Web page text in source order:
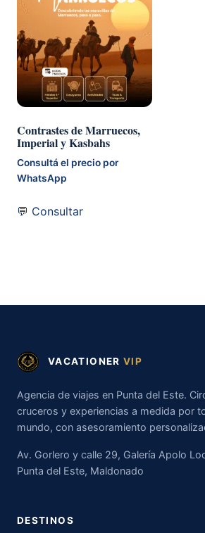
Contrastes de Marruecos,
Imperial y Kasbahs
Consultá el precio por
WhatsApp
💬 Consultar
VACATIONER VIP
Agencia de viajes en Punta del Este.
cruceros y experiencias a medida por
mundo, con asesoramiento
Av. Gorlero y calle 29, Galería Apolo
Punta del Este, Maldonado
DESTINOS